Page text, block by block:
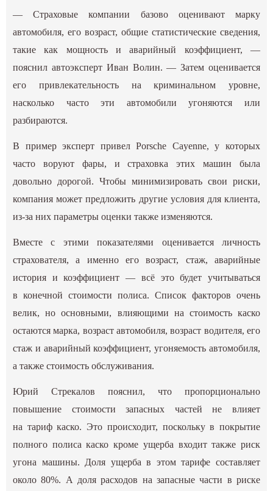
— Страховые компании базово оценивают марку
автомобиля, его возраст, общие статистические сведения,
такие как мощность и аварийный коэффициент, —
пояснил автоэксперт Иван Волин. — Затем оценивается
его привлекательность на криминальном уровне,
насколько часто эти автомобили угоняются или
разбираются.
В пример эксперт привел Porsche Cayenne, у которых
часто воруют фары, и страховка этих машин была
довольно дорогой. Чтобы минимизировать свои риски,
компания может предложить другие условия для клиента,
из-за них параметры оценки также изменяются.
Вместе с этими показателями оценивается личность
страхователя, а именно его возраст, стаж, аварийные
история и коэффициент — всё это будет учитываться
в конечной стоимости полиса. Список факторов очень
велик, но основными, влияющими на стоимость каско
остаются марка, возраст автомобиля, возраст водителя, его
стаж и аварийный коэффициент, угоняемость автомобиля,
а также стоимость обслуживания.
Юрий Стрекалов пояснил, что пропорционально
повышение стоимости запасных частей не влияет
на тариф каско. Это происходит, поскольку в покрытие
полного полиса каско кроме ущерба входит также риск
угона машины. Доля ущерба в этом тарифе составляет
около 80%. А доля расходов на запасные части в риске